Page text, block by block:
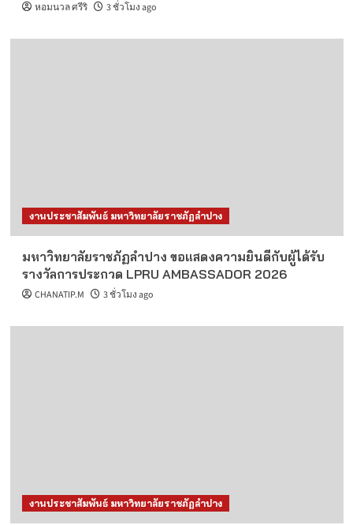
หอมนวล ศรีริ 3 ชั่วโมง ago
งานประชาสัมพันธ์ มหาวิทยาลัยราชภัฏลำปาง
มหาวิทยาลัยราชภัฏลำปาง ขอแสดงความยินดีกับผู้ได้รับ
รางวัลการประกวด LPRU AMBASSADOR 2026
CHANATIP.M 3 ชั่วโมง ago
งานประชาสัมพันธ์ มหาวิทยาลัยราชภัฏลำปาง